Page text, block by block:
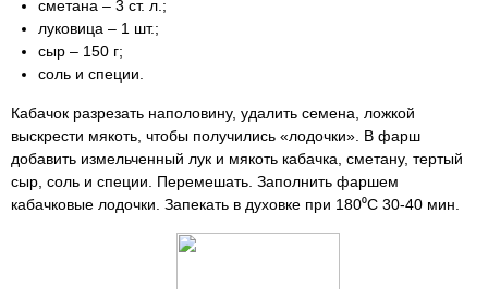
сметана – 3 ст. л.;
луковица – 1 шт.;
сыр – 150 г;
соль и специи.
Кабачок разрезать наполовину, удалить семена, ложкой
выскрести мякоть, чтобы получились «лодочки». В фарш
добавить измельченный лук и мякоть кабачка, сметану, тертый
сыр, соль и специи. Перемешать. Заполнить фаршем
кабачковые лодочки. Запекать в духовке при 180⁰С 30-40 мин.